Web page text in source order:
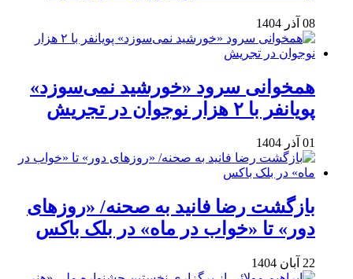
08 آذر 1404
همخوانی سرود «خورشید نمی‌سوزد»
پویانفر با ۲ هزار نوجوان در تجریش
01 آذر 1404
بازگشت رضا فانید به صحنه/ «روزهای
دور» تا «خواب در ماه» در بلک باکس
22 آبان 1404